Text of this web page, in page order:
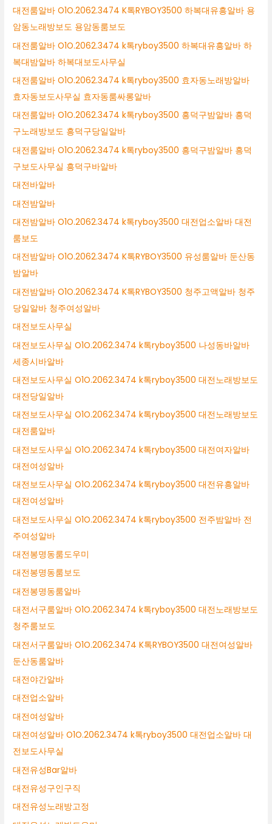
대전룸알바 O1O.2062.3474 K톡RYBOY3500 하복대유흥알바 용
암동노래방보도 용암동룸보도
대전룸알바 O1O.2062.3474 k톡ryboy3500 하복대유흥알바 하
복대밤알바 하복대보도사무실
대전룸알바 O1O.2062.3474 k톡ryboy3500 효자동노래방알바
효자동보도사무실 효자동룸싸롱알바
대전룸알바 O1O.2062.3474 k톡ryboy3500 흥덕구밤알바 흥덕
구노래방보도 흥덕구당일알바
대전룸알바 O1O.2062.3474 k톡ryboy3500 흥덕구밤알바 흥덕
구보도사무실 흥덕구바알바
대전바알바
대전밤알바
대전밤알바 O1O.2062.3474 k톡ryboy3500 대전업소알바 대전
룸보도
대전밤알바 O1O.2062.3474 K톡RYBOY3500 유성룸알바 둔산동
밤알바
대전밤알바 O1O.2062.3474 K톡RYBOY3500 청주고액알바 청주
당일알바 청주여성알바
대전보도사무실
대전보도사무실 O1O.2062.3474 k톡ryboy3500 나성동바알바
세종시바알바
대전보도사무실 O1O.2062.3474 k톡ryboy3500 대전노래방보도
대전당일알바
대전보도사무실 O1O.2062.3474 k톡ryboy3500 대전노래방보도
대전룸알바
대전보도사무실 O1O.2062.3474 k톡ryboy3500 대전여자알바
대전여성알바
대전보도사무실 O1O.2062.3474 k톡ryboy3500 대전유흥알바
대전여성알바
대전보도사무실 O1O.2062.3474 k톡ryboy3500 전주밤알바 전
주여성알바
대전봉명동룸도우미
대전봉명동룸보도
대전봉명동룸알바
대전서구룸알바 O1O.2062.3474 k톡ryboy3500 대전노래방보도
청주룸보도
대전서구룸알바 O1O.2062.3474 K톡RYBOY3500 대전여성알바
둔산동룸알바
대전야간알바
대전업소알바
대전여성알바
대전여성알바 O1O.2062.3474 k톡ryboy3500 대전업소알바 대
전보도사무실
대전유성Bar알바
대전유성구인구직
대전유성노래방고정